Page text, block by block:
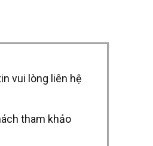
vui lòng liên hệ
tham khảo